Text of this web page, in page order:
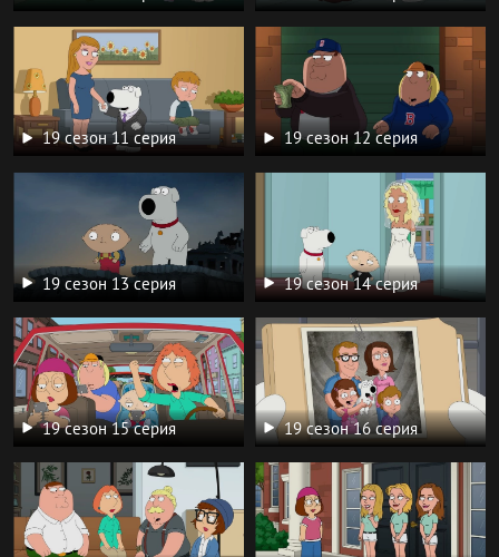
19 сезон 11 серия 19 сезон 12 серия
19 сезон 13 серия 19 сезон 14 серия
19 сезон 15 серия 19 сезон 16 серия